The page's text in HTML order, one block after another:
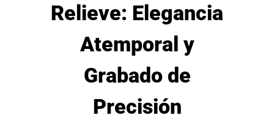
Relieve: Elegancia
Atemporal y
Grabado de
Precisión